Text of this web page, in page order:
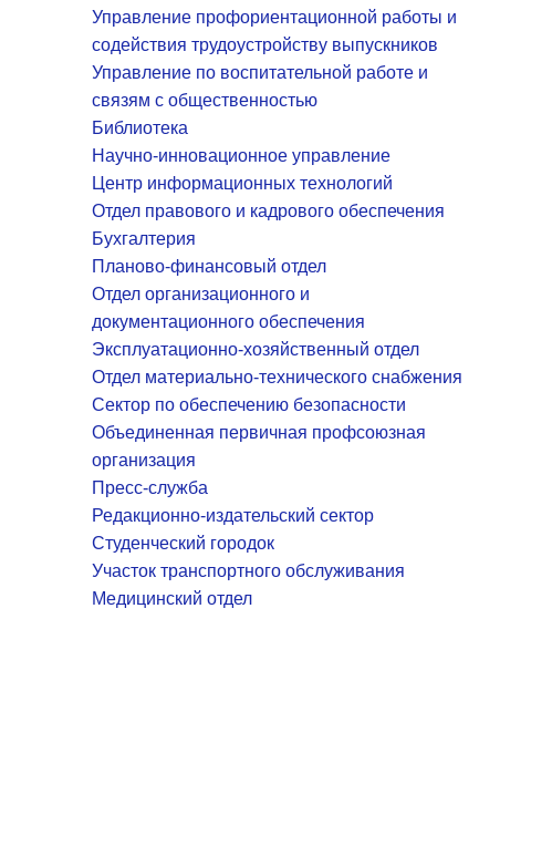
Управление профориентационной работы и
содействия трудоустройству выпускников
Управление по воспитательной работе и
связям с общественностью
Библиотека
Научно-инновационное управление
Центр информационных технологий
Отдел правового и кадрового обеспечения
Бухгалтерия
Планово-финансовый отдел
Отдел организационного и
документационного обеспечения
Эксплуатационно-хозяйственный отдел
Отдел материально-технического снабжения
Сектор по обеспечению безопасности
Объединенная первичная профсоюзная
организация
Пресс-служба
Редакционно-издательский сектор
Студенческий городок
Участок транспортного обслуживания
Медицинский отдел